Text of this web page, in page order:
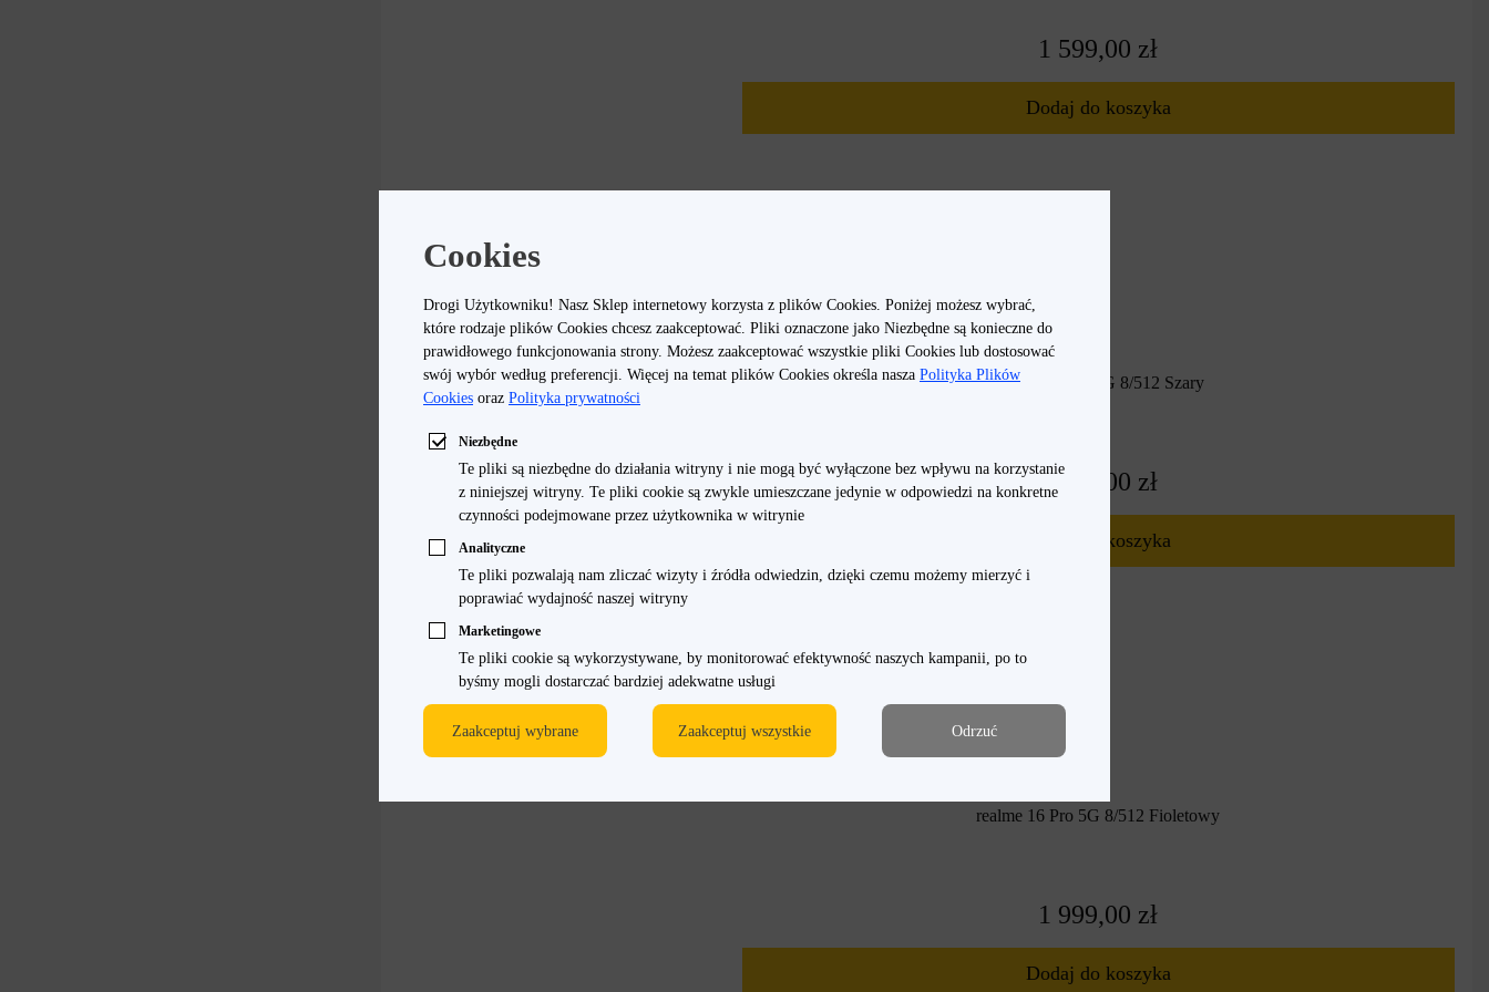
1 599,00 zł
Dodaj do koszyka
NOWOŚĆ
realme 16 Pro 5G 8/512 Szary
1 999,00 zł
Dodaj do koszyka
NOWOŚĆ
realme 16 Pro 5G 8/512 Fioletowy
1 999,00 zł
Dodaj do koszyka
Cookies
Drogi Użytkowniku! Nasz Sklep internetowy korzysta z plików Cookies. Poniżej możesz wybrać,
które rodzaje plików Cookies chcesz zaakceptować. Pliki oznaczone jako Niezbędne są konieczne do
prawidłowego funkcjonowania strony. Możesz zaakceptować wszystkie pliki Cookies lub dostosować
swój wybór według preferencji. Więcej na temat plików Cookies określa nasza Polityka Plików
Cookies oraz Polityka prywatności
Niezbędne
Te pliki są niezbędne do działania witryny i nie mogą być wyłączone bez wpływu na korzystanie
z niniejszej witryny. Te pliki cookie są zwykle umieszczane jedynie w odpowiedzi na konkretne
czynności podejmowane przez użytkownika w witrynie
Analityczne
Te pliki pozwalają nam zliczać wizyty i źródła odwiedzin, dzięki czemu możemy mierzyć i
poprawiać wydajność naszej witryny
Marketingowe
Te pliki cookie są wykorzystywane, by monitorować efektywność naszych kampanii, po to
byśmy mogli dostarczać bardziej adekwatne usługi
Zaakceptuj wybrane Zaakceptuj wszystkie Odrzuć